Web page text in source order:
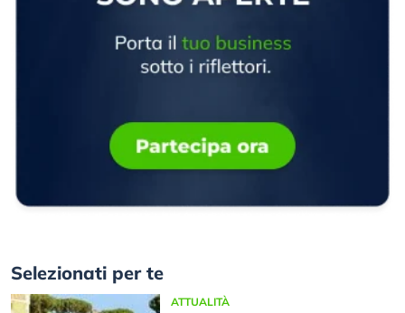
Selezionati per te
ATTUALITÀ